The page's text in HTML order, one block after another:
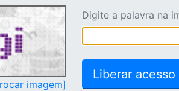
imagem]
Digite a palavra na